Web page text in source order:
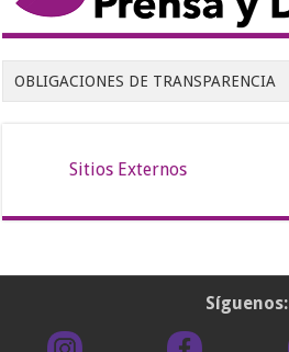
OBLIGACIONES DE TRANSPARENCIA
Sitios Externos
Síguenos: